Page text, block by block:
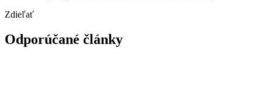
Zdieľať
Odporúčané články